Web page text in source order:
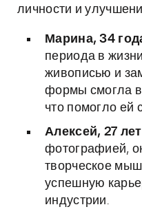
личности и
Марина, 34
периода в
живописью и
формы смогла
что помогло ей
Алексей, 27
фотографией,
творческое
успешную
индустрии.